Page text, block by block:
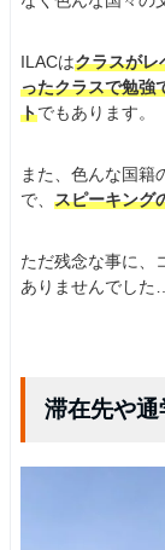
ILACはクラスがレ
ったクラスで勉強
トでもあります。
また、色んな国籍
で、 スピーキング
ただ残念な事に、
ありませんでした
滞在先や